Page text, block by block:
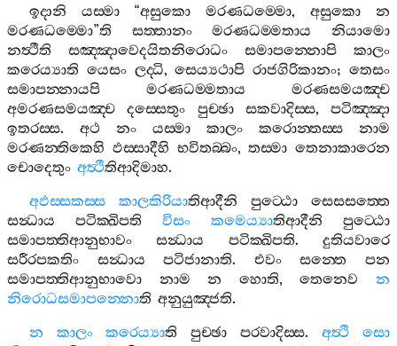
ඉදානි යස‍්මා“අසුකො මරණධම‍්මො,අසුකො
න
මරණධම‍්මො”ති සත‍්තානං මරණධම‍්මතාය
නියාමො
නත්‍ථීති
සඤ‍්ඤාවෙදයිතනිරොධං සමාපන‍්නොපි
කාලං
කරෙය්‍යාති යෙසං ලද‍්ධි,සෙය්‍යථාපි රාජගිරිකානං;තෙසං
සමාපන‍්නායපි
මරණධම‍්මතාය
මරණසමයඤ‍්ච
අමරණසමයඤ‍්ච
දස‍්සෙතුං පුච‍්ඡා සකවාදිස‍්ස, පටිඤ‍්ඤා
ඉතරස‍්ස. අථ නං යස‍්මා කාලං කරොන‍්තස‍්ස
නාම
මරණන‍්තිකෙහි ඵස‍්සාදීහි භවිතබ‍්බං,තස‍්මා තෙනාකාරෙන
චොදෙතුං අත්‍ථීතිආදිමාහ.
අඵස‍්සකස‍්ස
කාලකිරියාතිආදීනි පුට‍්ඨො
සෙසසත‍්තෙ
සන්‍ධාය
පටික‍්ඛිපති විසං කමෙය්‍යාතිආදීනි
පුට‍්ඨො
සමාපත‍්තිආනුභාවං
සන්‍ධාය පටික‍්ඛිපති.දුතියවාරෙ
සරීරපකතිං
සන්‍ධාය පටිජානාති. එවං සන‍්තෙ
පන
සමාපත‍්තිආනුභාවො
නාම න හොති,තෙනෙව
න
නිරොධසමාපන‍්නොති අනුයුඤ‍්ජති.
න
කාලං කරෙය්‍යාති පුච‍්ඡා පරවාදිස‍්ස.අත්‍ථි
සො